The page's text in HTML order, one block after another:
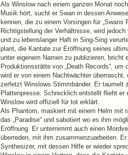
Als Winslow nach einem ganzen Monat
Musik hört, sucht er Swan in dessen
kennen, die zu einem Vorsingen für
Richtigstellung der Verhältnisse, wird
und zu lebenslanger Haft in Sing-Sing
plant, die Kantate zur Eröffnung seines
unter eigenem Namen zu publizieren,
Produktionsstätte von „Death Records“,
wird er von einem Nachtwächter
zerfetzt Winslows Stimmbänder. Er taumelt
Plattenpresse. Schrecklich entstellt flieht er
Winslow wird offiziell für tot erklärt.
Als Phantom, maskiert mit einem Helm mit
das „Paradise“ und sabotiert wo es ihm
Eröffnung. Er unternimmt auch einen
überreden, mit ihm zusammenzuarbeiten.
Synthesizer, mit dessen Hilfe er wieder